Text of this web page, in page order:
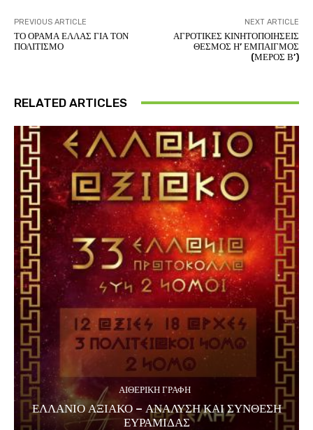
PREVIOUS ARTICLE
ΤΟ ΟΡΑΜΑ ΕΛΛΑΣ ΓΙΑ ΤΟΝ
ΠΟΛΙΤΙΣΜΟ
NEXT ARTICLE
ΑΓΡΟΤΙΚΕΣ ΚΙΝΗΤΟΠΟΙΗΣΕΙΣ
ΘΕΣΜΟΣ Η’ ΕΜΠΑΙΓΜΟΣ
(ΜΕΡΟΣ Β’)
RELATED ARTICLES
ΑΙΘΕΡΙΚΗ ΓΡΑΦΗ
ΕΛΛΑΝΙΟ ΑΞΙΑΚΟ – ΑΝΑΛΥΣΗ ΚΑΙ ΣΥΝΘΕΣΗ
ΕΥΡΑΜΙΔΑΣ